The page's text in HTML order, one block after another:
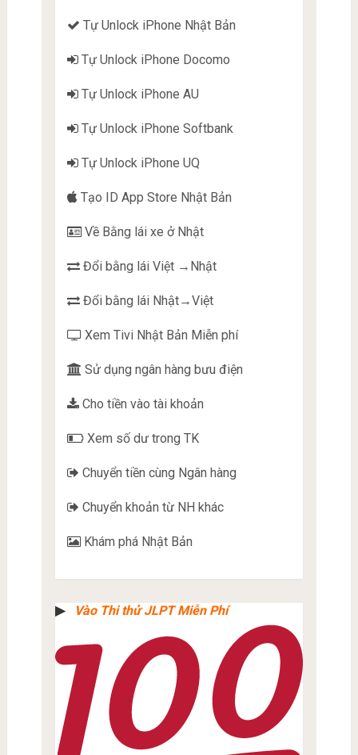
Tự Unlock iPhone Nhật Bản
Tự Unlock iPhone Docomo
Tự Unlock iPhone AU
Tự Unlock iPhone Softbank
Tự Unlock iPhone UQ
Tạo ID App Store Nhật Bản
Về Bằng lái xe ở Nhật
Đổi bằng lái Việt →Nhật
Đổi bằng lái Nhật→Việt
Xem Tivi Nhật Bản Miễn phí
Sử dụng ngân hàng bưu điện
Cho tiền vào tài khoản
Xem số dư trong TK
Chuyển tiền cùng Ngân hàng
Chuyển khoản từ NH khác
Khám phá Nhật Bản
▶︎ Vào Thi thử JLPT Miễn Phí